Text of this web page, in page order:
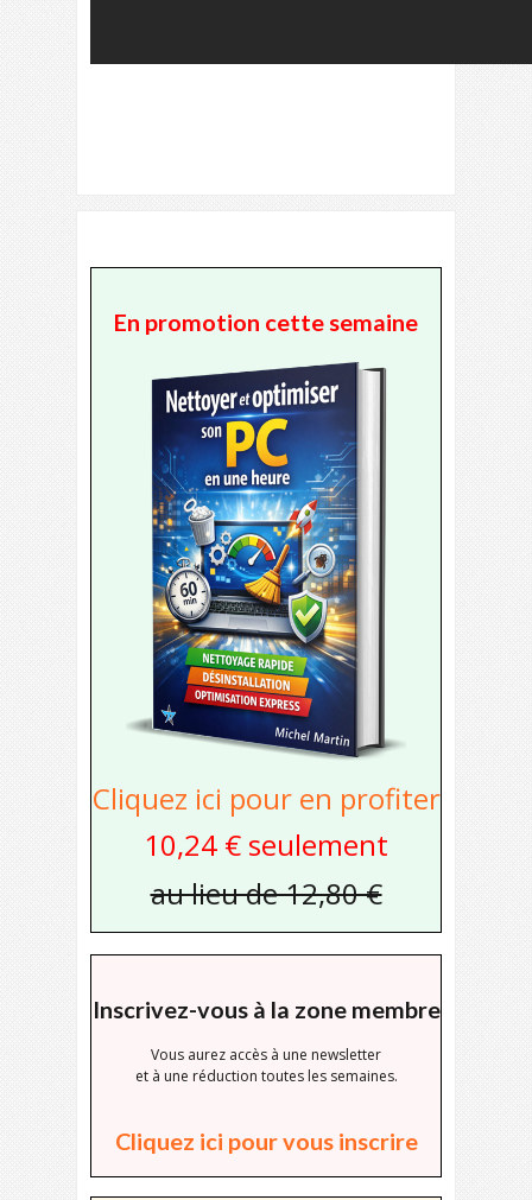
En promotion cette semaine
Cliquez ici pour en profiter
10,24 € seulement
au lieu de 12,80 €
Inscrivez-vous à la zone membre
Vous aurez accès à une newsletter
et à une réduction toutes les semaines.
Cliquez ici pour vous inscrire